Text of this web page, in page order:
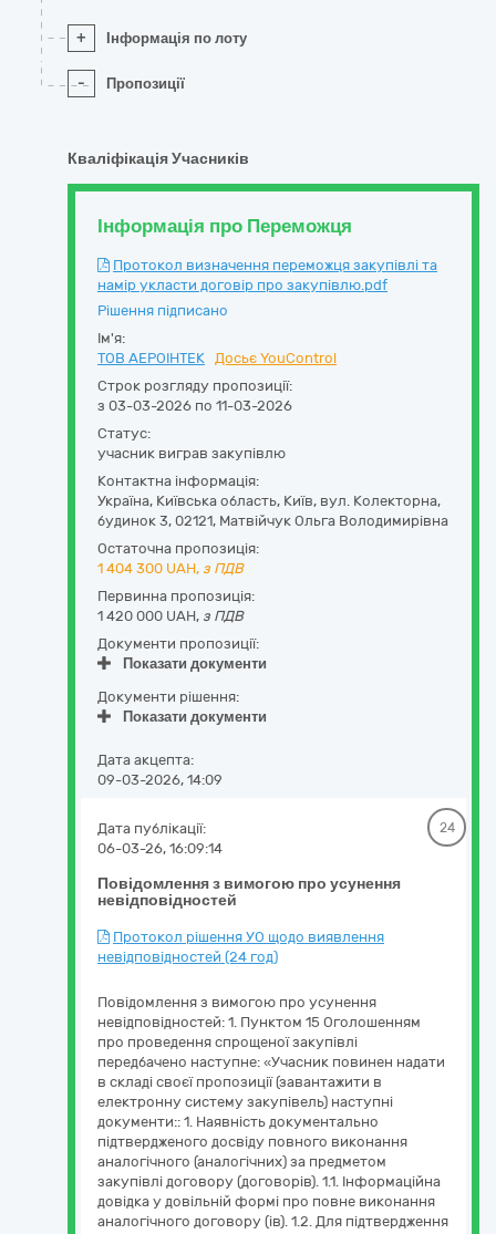
+ Інформація по лоту
- Пропозиції
Кваліфікація Учасників
Інформація про Переможця
Протокол визначення переможця закупівлі та
намір укласти договір про закупівлю.pdf
Рішення підписано
Ім'я:
ТОВ АЕРОІНТЕК Досьє YouControl
Строк розгляду пропозиції:
з 03-03-2026 по 11-03-2026
Статус:
учасник виграв закупівлю
Контактна інформація:
Україна, Київська область, Київ, вул. Колекторна,
будинок 3, 02121, Матвійчук Ольга Володимирівна
Остаточна пропозиція:
1 404 300 UAH, з ПДВ
Первинна пропозиція:
1 420 000 UAH, з ПДВ
Документи пропозиції:
Показати документи
Документи рішення:
Показати документи
Дата акцепта:
09-03-2026, 14:09
Повідомлення з вимогою про усунення
невідповідностей
Дата публікації:
06-03-26, 16:09:14
24
Протокол рішення УО щодо виявлення
невідповідностей (24 год)
Повідомлення з вимогою про усунення
невідповідностей: 1. Пунктом 15 Оголошенням
про проведення спрощеної закупівлі
передбачено наступне: «Учасник повинен надати
в складі своєї пропозиції (завантажити в
електронну систему закупівель) наступні
документи:: 1. Наявність документально
підтвердженого досвіду повного виконання
аналогічного (аналогічних) за предметом
закупівлі договору (договорів). 1.1. Інформаційна
довідка у довільній формі про повне виконання
аналогічного договору (ів). 1.2. Для підтвердження